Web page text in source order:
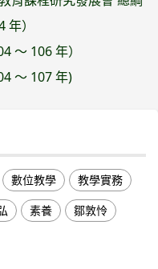
）
～ 106 年）
～ 107 年)
數位教學
教學實務
素養
鄒敦怜